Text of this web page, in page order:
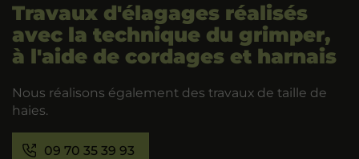
Travaux d'élagages réalisés
avec la technique du grimper,
à l'aide de cordages et harnais
Nous réalisons également des travaux de taille de
haies.
09 70 35 39 93